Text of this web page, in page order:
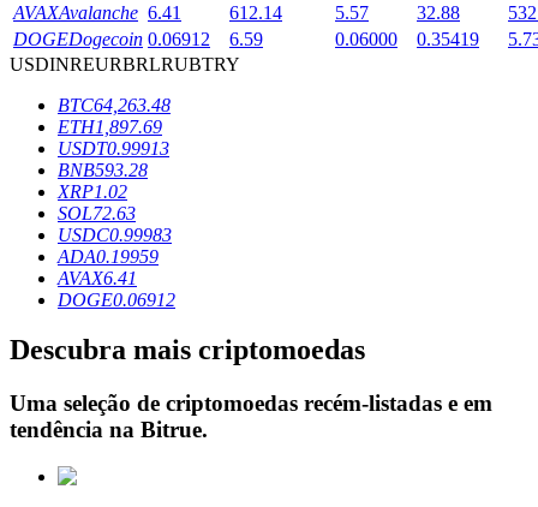
Bloqueios de BTR
Serviço de empréstimo apoiado por criptografia
AVAXAvalanche 6.41 612.14 5.57 32.88
DOGEDogecoin 0.06912 6.59 0.06000 0.35419
USDINREURBRLRUBTRY
BTC64,263.48
ETH1,897.69
USDT0.99913
BNB593.28
XRP1.02
SOL72.63
USDC0.99983
ADA0.19959
AVAX6.41
DOGE0.06912
Descubra mais criptomoedas
Uma seleção de criptomoedas recém-listadas e em
tendência na Bitrue.